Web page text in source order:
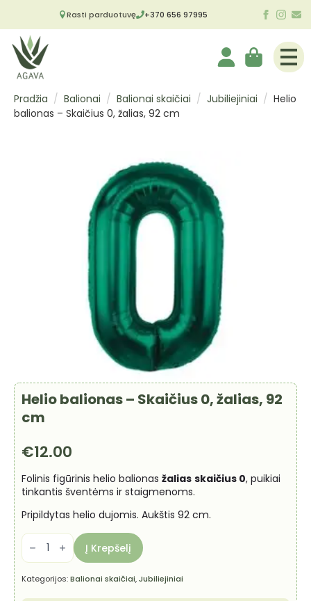
Rasti parduotuvę +370 656 97995
Pradžia Balionai Balionai skaičiai Jubiliejiniai
Helio
balionas – Skaičius 0, žalias, 92 cm
Helio balionas – Skaičius 0, žalias, 92
cm
€12.00
Folinis figūrinis helio balionas žalias skaičius 0, puikiai
tinkantis šventėms ir staigmenoms.
Pripildytas helio dujomis. Aukštis 92 cm.
produkto
kiekis:
Helio
balionas
-
Skaičius
0,
Į Krepšelį
Kategorijos:Balionai skaičiai,Jubiliejiniai